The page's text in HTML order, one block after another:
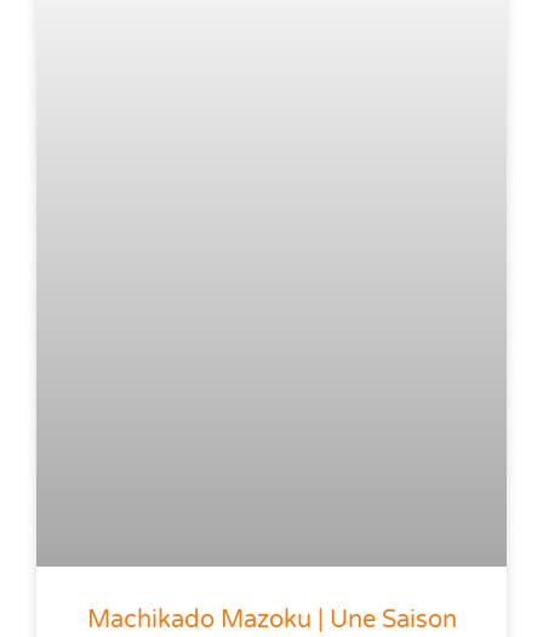
Machikado Mazoku | Une Saison